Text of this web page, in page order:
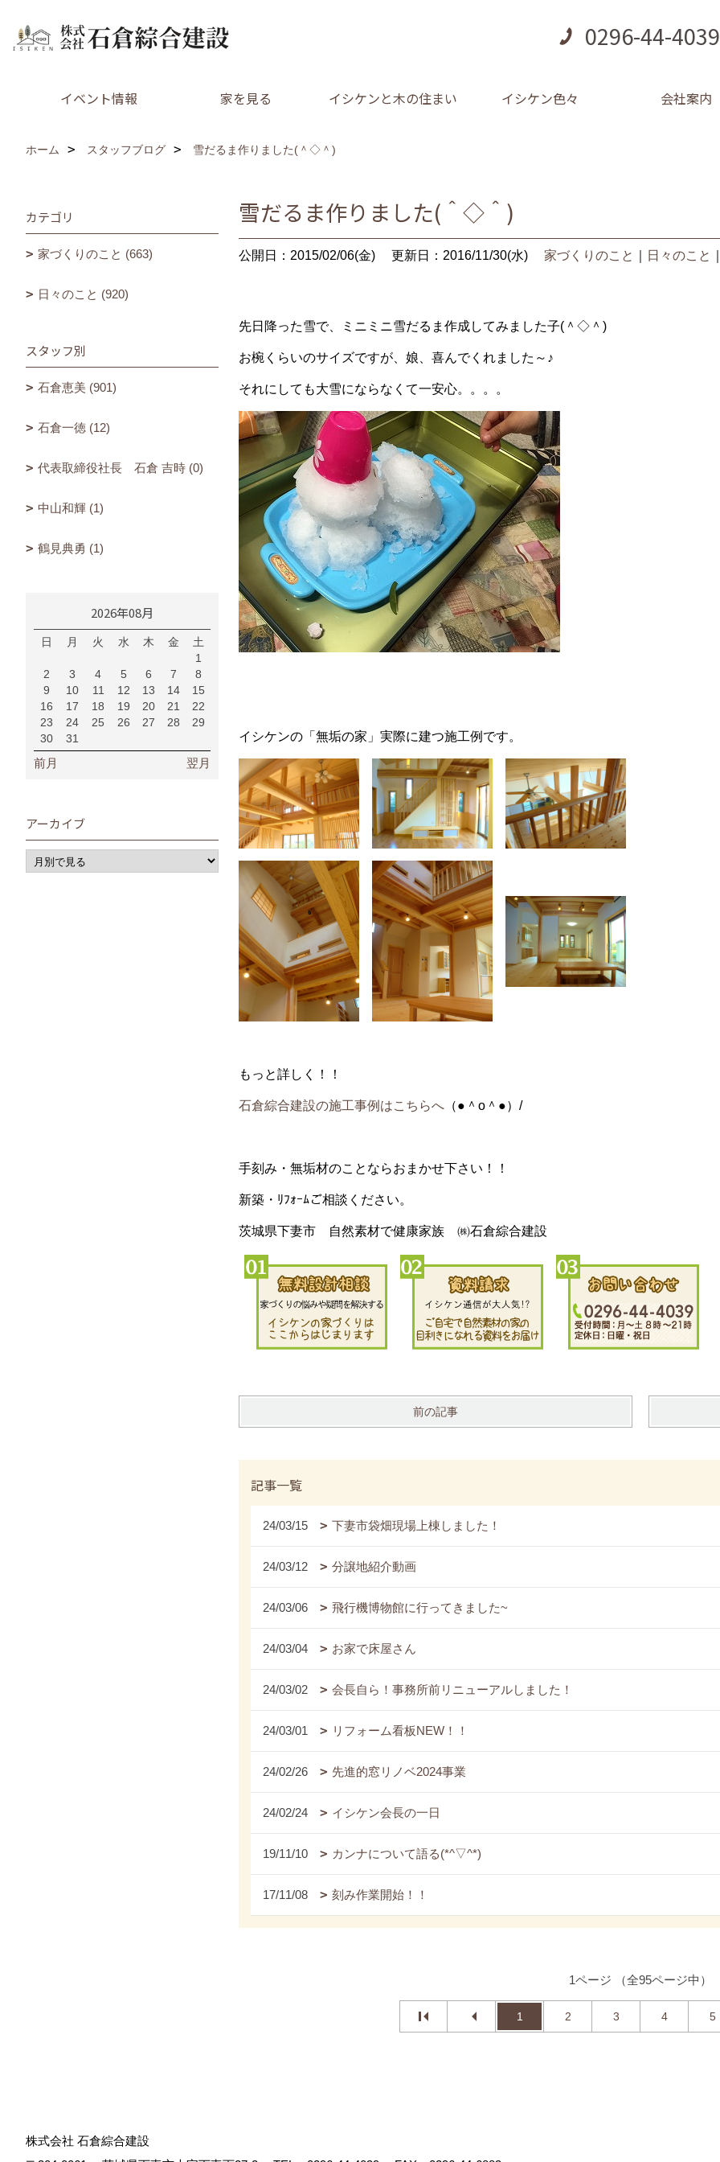
0296-44-4039
イベント情報 家を見る イシケンと木の住まい イシケン色々 会社案内
ホーム スタッフブログ 雪だるま作りました(＾◇＾)
雪だるま作りました(＾◇＾)
公開日：2015/02/06(金) 更新日：2016/11/30(水) 家づくりのこと 日々のこと
先日降った雪で、ミニミニ雪だるま作成してみました子(＾◇＾)
お椀くらいのサイズですが、娘、喜んでくれました～♪
それにしても大雪にならなくて一安心。。。。
イシケンの「無垢の家」実際に建つ施工例です。
もっと詳しく！！
石倉綜合建設の施工事例はこちらへ （●＾o＾●）/
手刻み・無垢材のことならおまかせ下さい！！
新築・ﾘﾌｫｰﾑご相談ください。
茨城県下妻市 自然素材で健康家族 ㈱石倉綜合建設
前の記事
記事一覧
24/03/15 下妻市袋畑現場上棟しました！
24/03/12 分譲地紹介動画
24/03/06 飛行機博物館に行ってきました~
24/03/04 お家で床屋さん
24/03/02 会長自ら！事務所前リニューアルしました！
24/03/01 リフォーム看板NEW！！
24/02/26 先進的窓リノベ2024事業
24/02/24 イシケン会長の一日
19/11/10 カンナについて語る(*^▽^*)
17/11/08 刻み作業開始！！
1ページ （全95ページ中）
1 2 3 4 5
カテゴリ
家づくりのこと (663)
日々のこと (920)
スタッフ別
石倉恵美 (901)
石倉一徳 (12)
代表取締役社長 石倉 吉時 (0)
中山和輝 (1)
鶴見典勇 (1)
2026年08月
日 月 火 水 木 金
土
1
2
3 4 5 6 7
8
9
10 11 12 13 14
15
16
17 18 19 20 21
22
23
24 25 26 27 28
29
30
31
前月 翌月
アーカイブ
株式会社 石倉綜合建設